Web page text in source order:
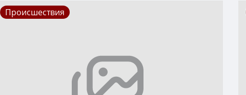
Происшествия